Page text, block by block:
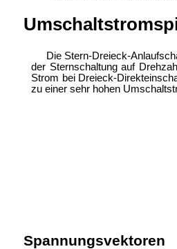
Die Stern-Dreieck-
der Sternschaltung auf
Strom bei Dreieck-
zu einer sehr hohen
Spannungsvektoren